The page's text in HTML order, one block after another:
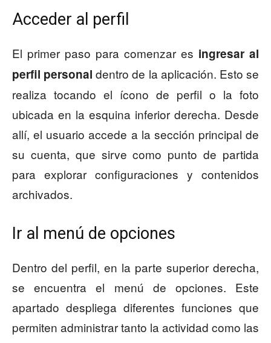
Acceder al perfil
El primer paso para comenzar es ingresar al
perfil personal dentro de la aplicación. Esto se
realiza tocando el ícono de perfil o la foto
ubicada en la esquina inferior derecha. Desde
allí, el usuario accede a la sección principal de
su cuenta, que sirve como punto de partida
para explorar configuraciones y contenidos
archivados.
Ir al menú de opciones
Dentro del perfil, en la parte superior derecha,
se encuentra el menú de opciones. Este
apartado despliega diferentes funciones que
permiten administrar tanto la actividad como las